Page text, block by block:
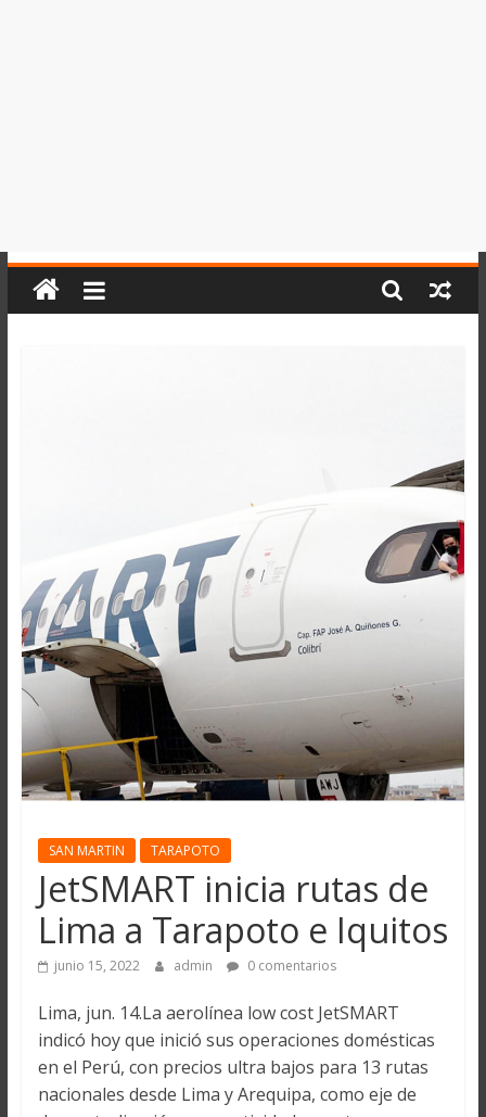
SAN MARTIN TARAPOTO
JetSMART inicia rutas de
Lima a Tarapoto e Iquitos
junio 15, 2022 admin 0 comentarios
Lima, jun. 14.La aerolínea low cost JetSMART
indicó hoy que inició sus operaciones domésticas
en el Perú, con precios ultra bajos para 13 rutas
nacionales desde Lima y Arequipa, como eje de